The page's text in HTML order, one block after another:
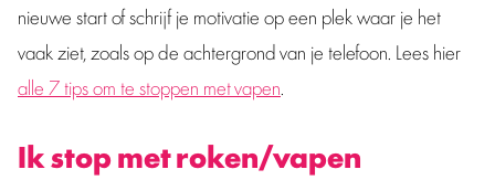
nieuwe start of schrijf je motivatie op een plek waar je het
vaak ziet, zoals op de achtergrond van je telefoon. Lees hier
alle 7 tips om te stoppen met vapen
Ik stop met roken/vapen